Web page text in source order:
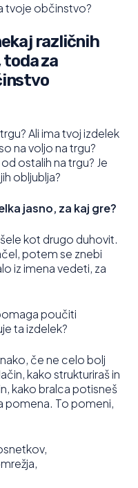
tvoje občinstvo?
različnih
za
Ali ima tvoj izdelek
na voljo na trgu?
ostalih na trgu? Je
obljublja?
jasno, za kaj gre?
kot drugo duhovit.
potem se znebi
iz imena vedeti, za
poučiti
ta izdelek?
če ne celo bolj
kako strukturiraš in
kako bralca potisneš
pomena. To pomeni,